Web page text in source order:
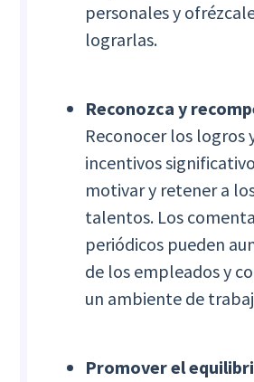
personales y
lograrlas.
Reconozca y
Reconocer los logros
incentivos
motivar y retener a
talentos. Los
periódicos pueden
de los empleados y
un ambiente de
Promover el